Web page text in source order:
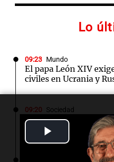
Video
Lo
09:23 Mundo
El papa León XIV
civiles en Ucrania y
09:20 Sociedad
Un local en Dock Sud
a cambio de un